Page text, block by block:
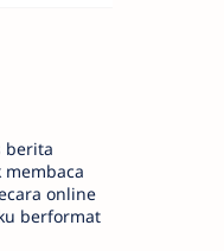
berita
online
berformat